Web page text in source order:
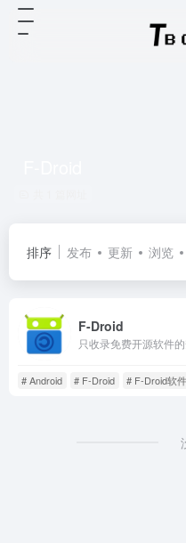
排序 发布 更新 浏览
F-Droid
只收录免费开源软件
# Android # F-Droid # F-Droid软